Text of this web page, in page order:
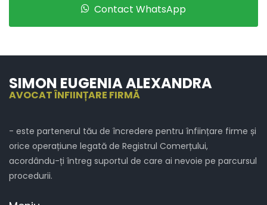
Contact WhatsApp
SIMON EUGENIA ALEXANDRA
AVOCAT ÎNFIINȚARE FIRMĂ
- este partenerul tău de încredere pentru înființare firme și
orice operațiune legată de Registrul Comerțului,
acordându-ți întreg suportul de care ai nevoie pe parcursul
procedurii.